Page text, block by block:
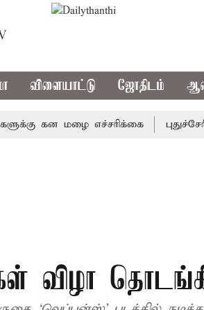
விளையாட்டு ஜோதிடம்
கன மழை எச்சரிக்கை புதுச்சேரி
விழா